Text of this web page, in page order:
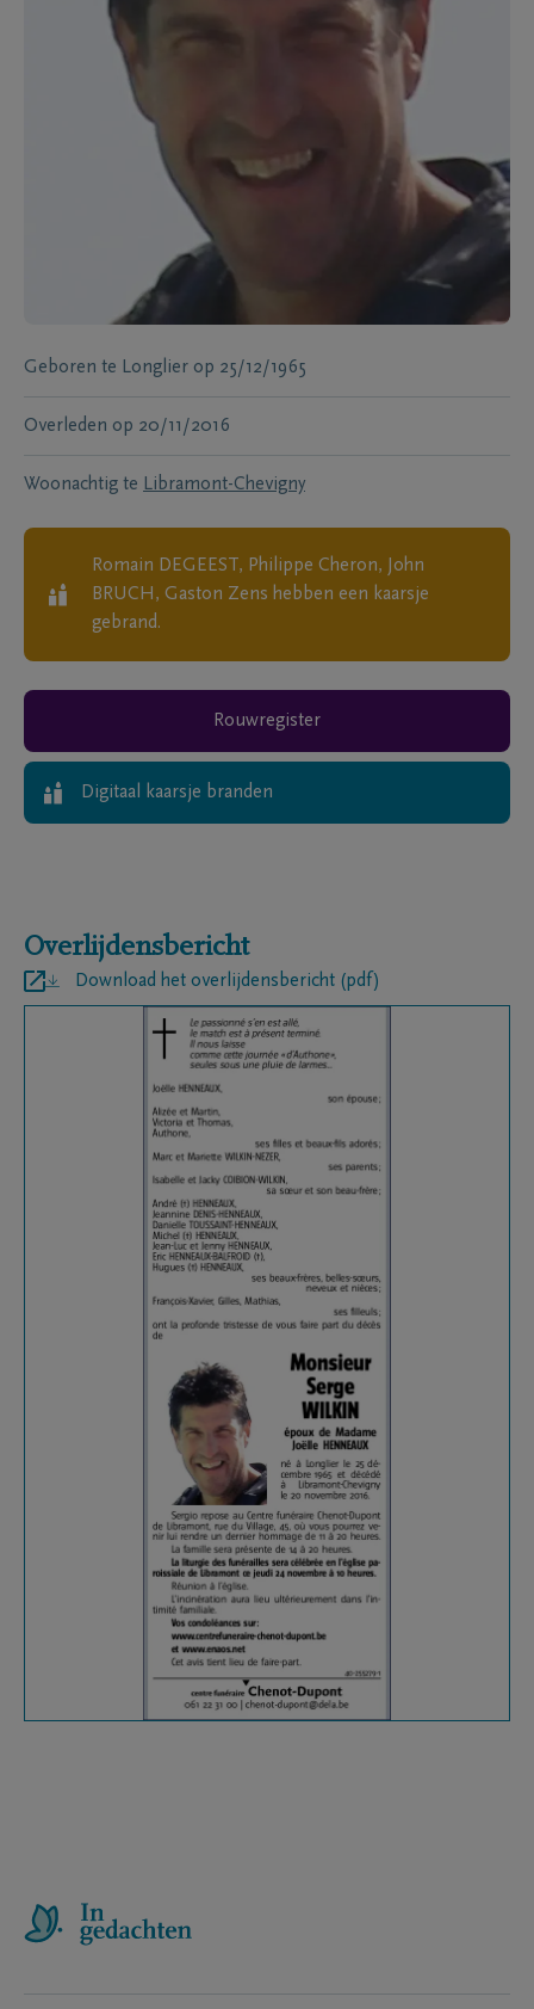
Geboren te Longlier op 25/12/1965
Overleden op 20/11/2016
Woonachtig te Libramont-Chevigny
Romain DEGEEST, Philippe Cheron, John
BRUCH, Gaston Zens hebben een kaarsje
gebrand.
Rouwregister
Digitaal kaarsje branden
Overlijdensbericht
Download het overlijdensbericht (pdf)